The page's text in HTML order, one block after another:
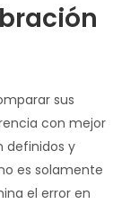
sus
con mejor
definidos y
es solamente
el error en